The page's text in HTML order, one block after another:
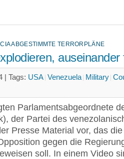
ABGESTIMMTE TERRORPLÄNE
auseinander
| Tags: USA Venezuela Military
Parlamentsabgeordnete
der Partei des
Presse Material vor, das
gegen die
soll. In einem Video